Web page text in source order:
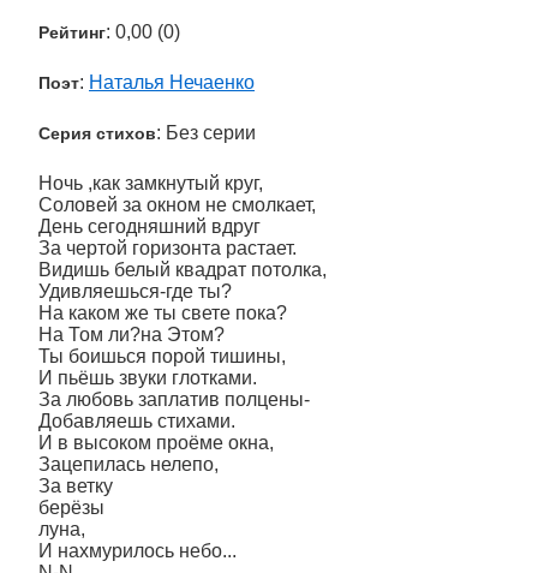
Рейтинг: 0,00 (0)
Поэт: Наталья Нечаенко
Серия стихов: Без серии
Ночь ,как замкнутый круг,
Соловей за окном не смолкает,
День сегодняшний вдруг
За чертой горизонта растает.
Видишь белый квадрат потолка,
Удивляешься-где ты?
На каком же ты свете пока?
На Том ли?на Этом?
Ты боишься порой тишины,
И пьёшь звуки глотками.
За любовь заплатив полцены-
Добавляешь стихами.
И в высоком проёме окна,
Зацепилась нелепо,
За ветку
берёзы
луна,
И нахмурилось небо...